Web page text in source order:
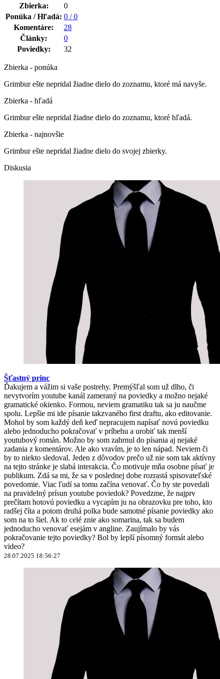
Zbierka:
0
Ponúka / Hľadá: 0 / 0
Komentáre:
28
Články:
0
Poviedky:
32
Zbierka - ponúka
Grimbur ešte nepridal žiadne dielo do zoznamu, ktoré má navyše.
Zbierka - hľadá
Grimbur ešte nepridal žiadne dielo do zoznamu, ktoré hľadá.
Zbierka - najnovšie
Grimbur ešte nepridal žiadne dielo do svojej zbierky.
Diskusia
Šťastný princ
Ďakujem a vážim si vaše postrehy. Premýšľal som už dlho, či
nevytvorím youtube kanál zameraný na poviedky a možno nejaké
gramatické okienko. Formou, neviem gramatiku tak sa ju naučme
spolu. Lepšie mi ide písanie takzvaného first draftu, ako editovanie.
Mohol by som každý deň keď nepracujem napísať novú poviedku
alebo jednoducho pokračovať v príbehu a urobiť tak menší
youtubový román. Možno by som zahrnul do písania aj nejaké
zadania z komentárov. Ale ako vravím, je to len nápad. Neviem či
by to niekto sledoval. Jeden z dôvodov prečo už nie som tak aktívny
na tejto stránke je slabá interakcia. Čo motivuje mňa osobne písať je
publikum. Zdá sa mi, že sa v poslednej dobe rozrastá spisovateľské
povedomie. Viac ľudí sa tomu začína venovať. Čo by ste povedali
na pravidelný prísun youtube poviedok? Povedzme, že najprv
prečítam hotovú poviedku a vycapím ju na obrazovku pre toho, kto
radšej číta a potom druhá polka bude samotné písanie poviedky ako
som na to šiel. Ak to celé znie ako somarina, tak sa budem
jednoducho venovať esejám v angline. Zaujímalo by vás
pokračovanie tejto poviedky? Bol by lepší písomný formát alebo
video?
28.07.2025 18:56:27